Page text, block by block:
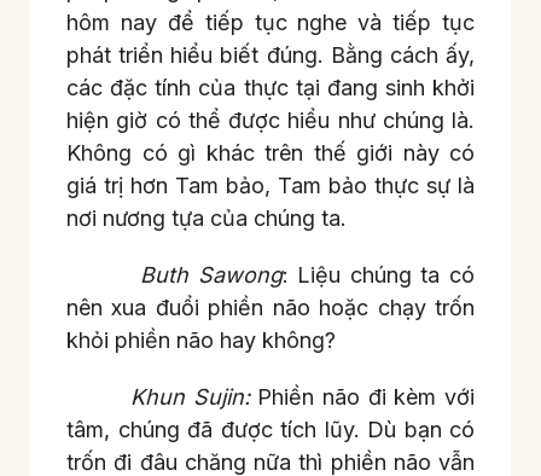
hôm nay để tiếp tục nghe và tiếp tục
phát triển hiểu biết đúng. Bằng cách ấy,
các đặc tính của thực tại đang sinh khởi
hiện giờ có thể được hiểu như chúng là.
Không có gì khác trên thế giới này có
giá trị hơn Tam bảo, Tam bảo thực sự là
nơi nương tựa của chúng ta.
Buth Sawong: Liệu chúng ta có
nên xua đuổi phiền não hoặc chạy trốn
khỏi phiền não hay không?
Khun Sujin:Phiền não đi kèm với
tâm, chúng đã được tích lũy. Dù bạn có
trốn đi đâu chăng nữa thì phiền não vẫn